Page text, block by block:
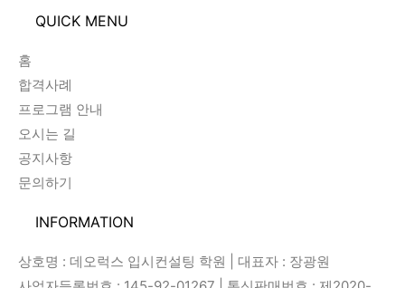
QUICK MENU
홈
합격사례
프로그램 안내
오시는 길
공지사항
문의하기
INFORMATION
상호명 : 데오럭스 입시컨설팅 학원 | 대표자 : 장광원